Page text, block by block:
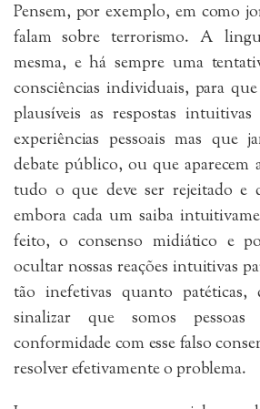
Pensem, por exemplo, em como
falam sobre terrorismo. A
mesma, e há sempre uma
consciências individuais, para
plausíveis as respostas
experiências pessoais mas que
debate público, ou que aparecem
tudo o que deve ser rejeitado e
embora cada um saiba
feito, o consenso midiático e
ocultar nossas reações intuitivas
tão inefetivas quanto patéticas,
sinalizar que somos
conformidade com esse falso
resolver efetivamente o problema.